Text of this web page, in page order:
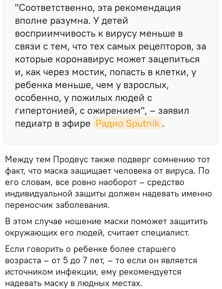
"Соответственно, эта рекомендация
вполне разумна. У детей
восприимчивость к вирусу меньше в
связи с тем, что тех самых рецепторов, за
которые коронавирус может зацепиться
и, как через мостик, попасть в клетки, у
ребенка меньше, чем у взрослых,
особенно, у пожилых людей с
гипертонией, с ожирением", – заявил
педиатр в эфире Радио Sputnik .
Между тем Продеус также подверг сомнению тот
факт, что маска защищает человека от вируса. По
его словам, все ровно наоборот – средство
индивидуальной защиты должен надевать именно
переносчик заболевания.
В этом случае ношение маски поможет защитить
окружающих его людей, считает специалист.
Если говорить о ребенке более старшего
возраста – от 5 до 7 лет, – то если он является
источником инфекции, ему рекомендуется
надевать маску в людных местах.